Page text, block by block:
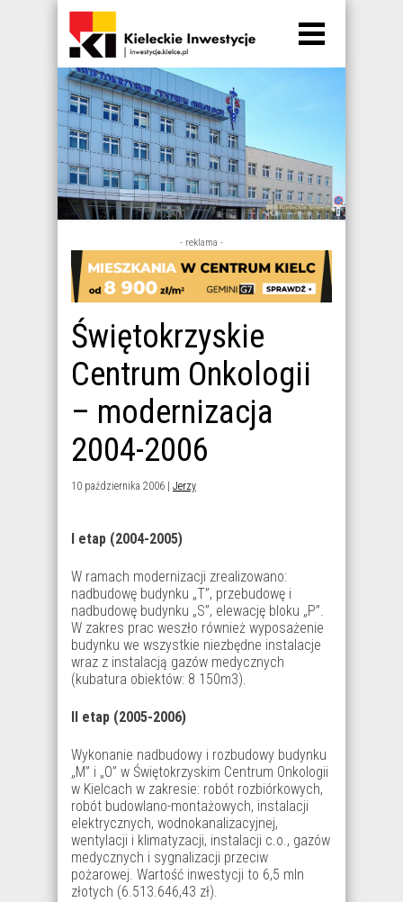
- reklama -
Świętokrzyskie
Centrum Onkologii
– modernizacja
2004-2006
10 października 2006 | Jerzy
I etap (2004-2005)
W ramach modernizacji zrealizowano:
nadbudowę budynku „T”, przebudowę i
nadbudowę budynku „S”, elewację bloku „P”.
W zakres prac weszło również wyposażenie
budynku we wszystkie niezbędne instalacje
wraz z instalacją gazów medycznych
(kubatura obiektów: 8 150m3).
II etap (2005-2006)
Wykonanie nadbudowy i rozbudowy budynku
„M” i „O” w Świętokrzyskim Centrum Onkologii
w Kielcach w zakresie: robót rozbiórkowych,
robót budowlano-montażowych, instalacji
elektrycznych, wodnokanalizacyjnej,
wentylacji i klimatyzacji, instalacji c.o., gazów
medycznych i sygnalizacji przeciw
pożarowej. Wartość inwestycji to 6,5 mln
złotych (6.513.646,43 zł).